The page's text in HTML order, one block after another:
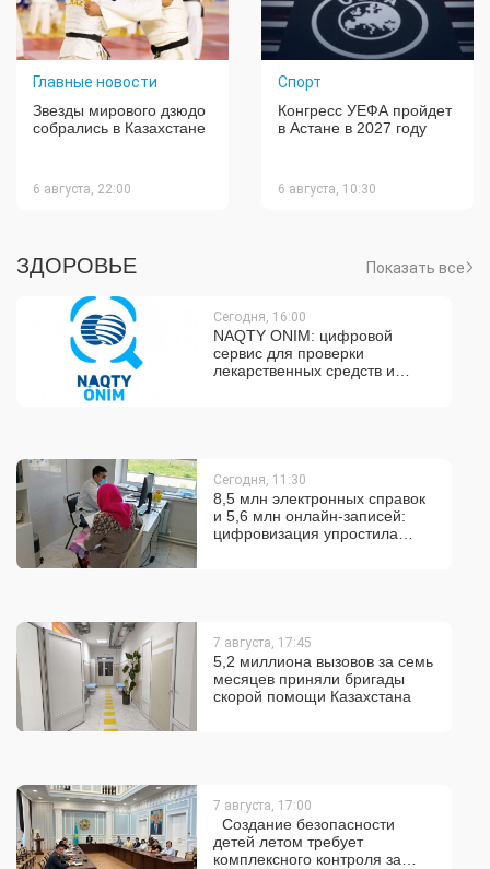
Главные новости
Звезды мирового дзюдо
собрались в Казахстане
6 августа, 22:00
Спорт
Конгресс УЕФА пройдет
в Астане в 2027 году
6 августа, 10:30
ЗДОРОВЬЕ Показать все
Сегодня, 16:00
NAQTY ONIM: цифровой
сервис для проверки
лекарственных средств и
Сегодня, 11:30
8,5 млн электронных справок
и 5,6 млн онлайн-записей:
цифровизация упростила
7 августа, 17:45
5,2 миллиона вызовов за семь
месяцев приняли бригады
скорой помощи Казахстана
7 августа, 17:00
Создание безопасности
детей летом требует
комплексного контроля за